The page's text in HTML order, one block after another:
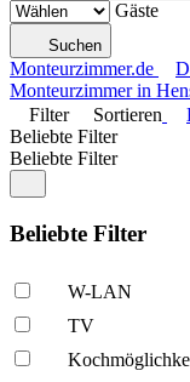
Gäste
Suchen
Monteurzimmer.de
Monteurzimmer in
Filter
Sortieren
Beliebte Filter
Beliebte Filter
Beliebte Filter
W-LAN
TV